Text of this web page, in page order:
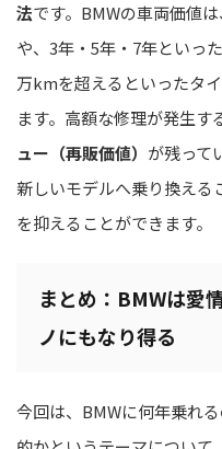
法です。BMWの車両価値
や、3年・5年・7年といっ
万kmを超えるといったタ
ます。高額な修理が発生す
ュー（再販価値） が残って
新しいモデルへ乗り換える
を抑えることができます。
まとめ：BMWは愛
ノにもなり得る
今回は、BMWに何年乗れ